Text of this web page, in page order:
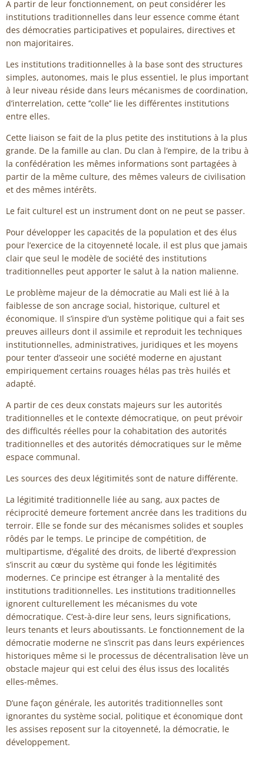
A partir de leur fonctionnement, on peut considérer les
institutions traditionnelles dans leur essence comme étant
des démocraties participatives et populaires, directives et
non majoritaires.
Les institutions traditionnelles à la base sont des structures
simples, autonomes, mais le plus essentiel, le plus important
à leur niveau réside dans leurs mécanismes de coordination,
d’interrelation, cette ’’colle’’ lie les différentes institutions
entre elles.
Cette liaison se fait de la plus petite des institutions à la plus
grande. De la famille au clan. Du clan à l’empire, de la tribu à
la confédération les mêmes informations sont partagées à
partir de la même culture, des mêmes valeurs de civilisation
et des mêmes intérêts.
Le fait culturel est un instrument dont on ne peut se passer.
Pour développer les capacités de la population et des élus
pour l’exercice de la citoyenneté locale, il est plus que jamais
clair que seul le modèle de société des institutions
traditionnelles peut apporter le salut à la nation malienne.
Le problème majeur de la démocratie au Mali est lié à la
faiblesse de son ancrage social, historique, culturel et
économique. Il s’inspire d’un système politique qui a fait ses
preuves ailleurs dont il assimile et reproduit les techniques
institutionnelles, administratives, juridiques et les moyens
pour tenter d’asseoir une société moderne en ajustant
empiriquement certains rouages hélas pas très huilés et
adapté.
A partir de ces deux constats majeurs sur les autorités
traditionnelles et le contexte démocratique, on peut prévoir
des difficultés réelles pour la cohabitation des autorités
traditionnelles et des autorités démocratiques sur le même
espace communal.
Les sources des deux légitimités sont de nature différente.
La légitimité traditionnelle liée au sang, aux pactes de
réciprocité demeure fortement ancrée dans les traditions du
terroir. Elle se fonde sur des mécanismes solides et souples
rôdés par le temps. Le principe de compétition, de
multipartisme, d’égalité des droits, de liberté d’expression
s’inscrit au cœur du système qui fonde les légitimités
modernes. Ce principe est étranger à la mentalité des
institutions traditionnelles. Les institutions traditionnelles
ignorent culturellement les mécanismes du vote
démocratique. C’est-à-dire leur sens, leurs significations,
leurs tenants et leurs aboutissants. Le fonctionnement de la
démocratie moderne ne s’inscrit pas dans leurs expériences
historiques même si le processus de décentralisation lève un
obstacle majeur qui est celui des élus issus des localités
elles-mêmes.
D’une façon générale, les autorités traditionnelles sont
ignorantes du système social, politique et économique dont
les assises reposent sur la citoyenneté, la démocratie, le
développement.